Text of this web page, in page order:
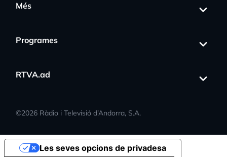
Més
Programes
RTVA.ad
©2026 Ràdio i Televisió d’Andorra, S.A.
Les seves opcions de privadesa